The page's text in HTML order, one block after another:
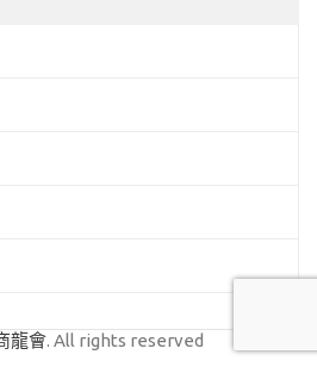
龍會. All rights reserved